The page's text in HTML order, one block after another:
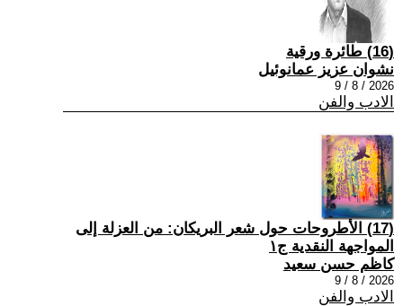
(16) طائرة ورقية
نشوان عزيز عمانوئيل
2026 / 8 / 9
الادب والفن
(17) الأطروحات حول شعر البريكان: من العزلة إلى
المواجهة النقدية ج١
كاظم حسن سعيد
2026 / 8 / 9
الادب والفن